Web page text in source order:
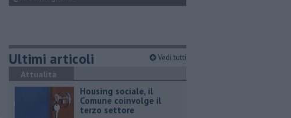
Ultimi articoli Vedi tutti
Attualità
​Housing sociale, il
Comune coinvolge il
terzo settore